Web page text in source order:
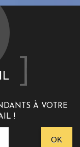
À VOTRE
!
OK